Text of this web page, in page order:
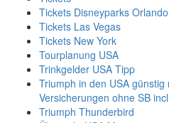
Tickets Disneyparks Orlando
Tickets Las Vegas
Tickets New York
Tourplanung USA
Trinkgelder USA Tipp
Triumph in den USA
Versicherungen ohne SB incl
Triumph Thunderbird